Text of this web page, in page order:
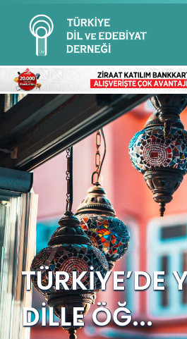
TÜRKİYE’DE
DİLLE ÖĞ...